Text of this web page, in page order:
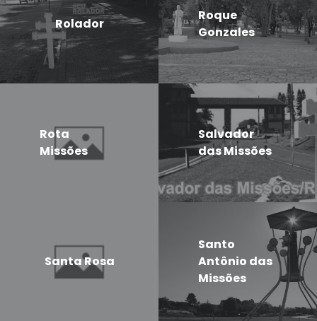
Rolador
Roque
Gonzales
Rota
Missões
Salvador
das Missões
Santa Rosa
Santo
Antônio das
Missões